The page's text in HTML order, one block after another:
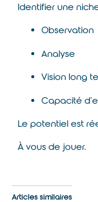
Identifier une
Observation
Analyse
Vision long
Capacité
Le potentiel est
À vous de jouer.
Articles similaires